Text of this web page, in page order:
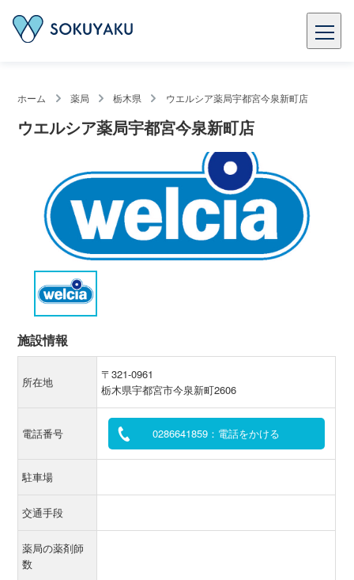
ホーム 薬局 栃木県 ウエルシア薬局宇都宮今泉新町店
ウエルシア薬局宇都宮今泉新町店
施設情報
所在地
〒321-0961
栃木県宇都宮市今泉新町2606
電話番号 0286641859：電話をかける
駐車場
交通手段
薬局の薬剤師
数